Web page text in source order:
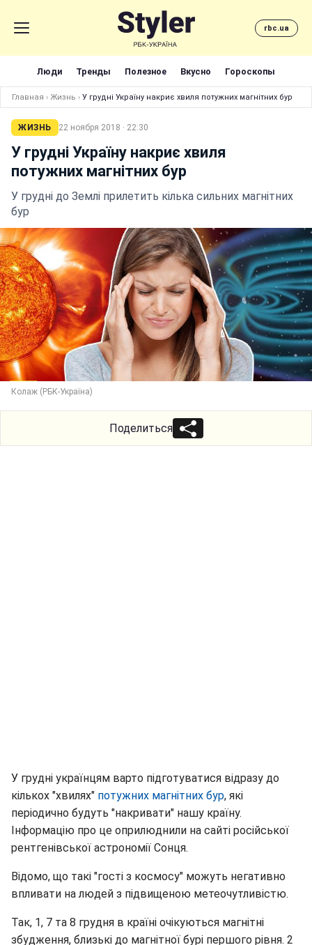
rbc.ua
Люди Тренды Полезное Вкусно Гороскопы
Главная › Жизнь › У грудні Україну накриє хвиля потужних магнітних бур
ЖИЗНЬ 22 ноября 2018 · 22:30
У грудні Україну накриє хвиля
потужних магнітних бур
У грудні до Землі прилетить кілька сильних магнітних
бур
Колаж (РБК-Україна)
Поделиться
У грудні українцям варто підготуватися відразу до
кількох "хвилях" потужних магнітних бур, які
періодично будуть "накривати" нашу країну.
Інформацію про це оприлюднили на сайті російської
рентгенівської астрономії Сонця.
Відомо, що такі "гості з космосу" можуть негативно
впливати на людей з підвищеною метеочутливістю.
Так, 1, 7 та 8 грудня в країні очікуються магнітні
збудження, близькі до магнітної бурі першого рівня. 2